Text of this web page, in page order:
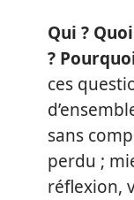
Qui ?
?
ces
sans
perdu ;
réflexion,